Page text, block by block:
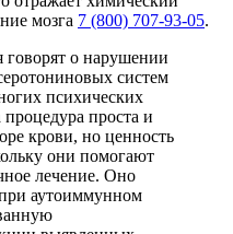
мозга 7 (800) 707-93-05.
о нарушении
систем
психических
проста и
крови, но ценность
они помогают
лечение. Оно
аутоиммунном